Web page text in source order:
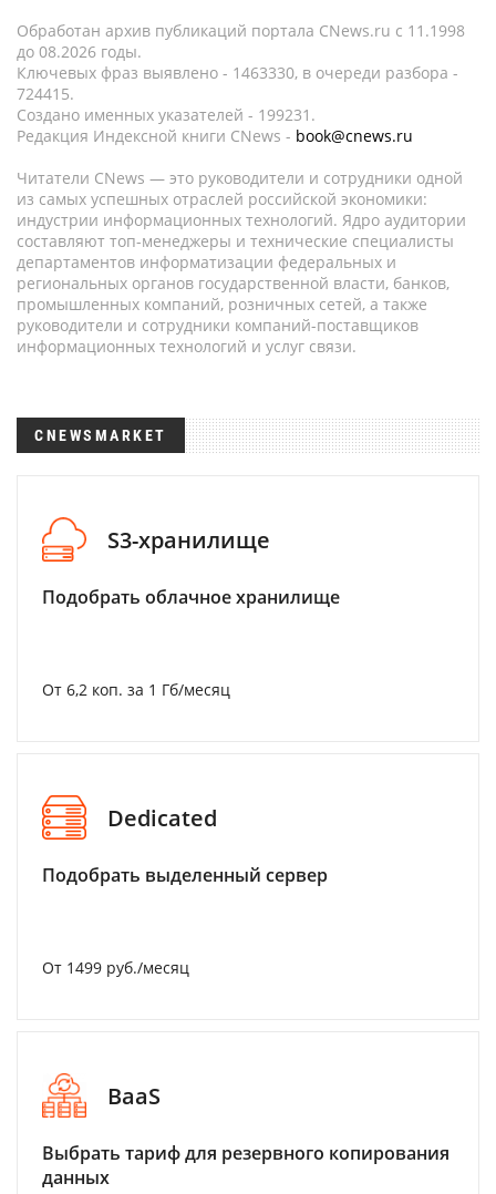
Обработан архив публикаций портала CNews.ru c 11.1998
до 08.2026 годы.
Ключевых фраз выявлено - 1463330, в очереди разбора -
724415.
Создано именных указателей - 199231.
Редакция Индексной книги CNews - book@cnews.ru
Читатели CNews — это руководители и сотрудники одной
из самых успешных отраслей российской экономики:
индустрии информационных технологий. Ядро аудитории
составляют топ-менеджеры и технические специалисты
департаментов информатизации федеральных и
региональных органов государственной власти, банков,
промышленных компаний, розничных сетей, а также
руководители и сотрудники компаний-поставщиков
информационных технологий и услуг связи.
CNEWSMARKET
S3-хранилище
Подобрать облачное хранилище
От 6,2 коп. за 1 Гб/месяц
Dedicated
Подобрать выделенный сервер
От 1499 руб./месяц
BaaS
Выбрать тариф для резервного копирования
данных